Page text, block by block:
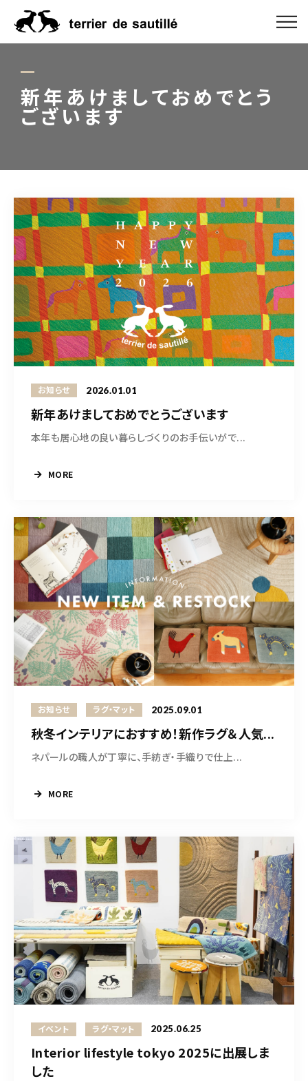
新年あけましておめでとう
ございます
お知らせ 2026.01.01
新年あけましておめでとうございます
本年も居心地の良い暮らしづくりのお手伝いがで...
MORE
お知らせ ラグ・マット 2025.09.01
秋冬インテリアにおすすめ！新作ラグ＆人気...
ネパールの職人が丁寧に、手紡ぎ・手織りで仕上...
MORE
イベント ラグ・マット 2025.06.25
Interior lifestyle tokyo 2025に出展しま
した
ABOUT US
CATEGORY
RUG GUIDE
NEWS
ONLINE SHOP
CONTACT
お問い合わせはこちら